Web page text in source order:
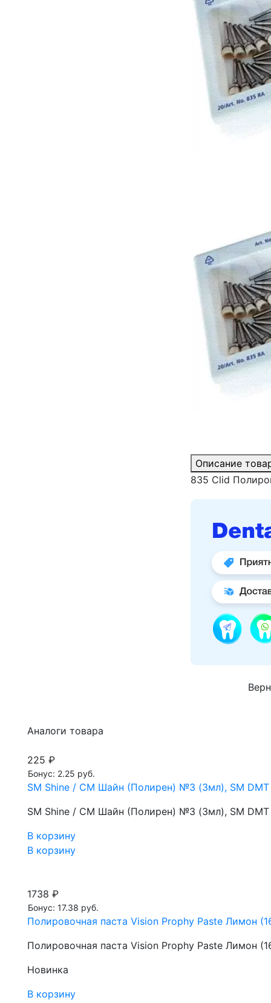
Описание
835 Сlid
Аналоги товара
225 ₽
Бонус: 2.25 руб.
SM Shine / СМ Шайн (Полирен) №3 (3мл), SM DMT
SM Shine / СМ Шайн (Полирен) №3 (3мл), SM DMT
В корзину
В корзину
1738 ₽
Бонус: 17.38 руб.
Полировочная паста Vision Prophy Paste Лимон
Полировочная паста Vision Prophy Paste Лимон
Новинка
В корзину